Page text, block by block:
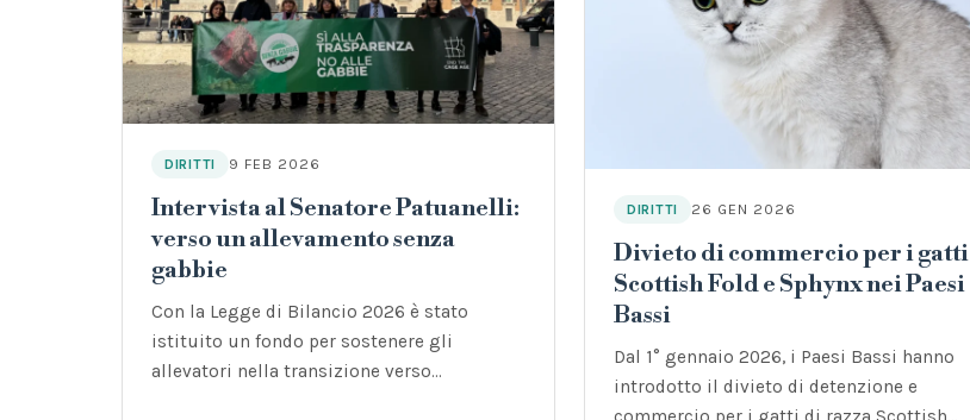
DIRITTI 9 FEB 2026
Intervista al Senatore Patuanelli:
verso un allevamento senza
gabbie
Con la Legge di Bilancio 2026 è stato
istituito un fondo per sostenere gli
allevatori nella transizione verso
DIRITTI 26 GEN 2026
Divieto di commercio per i gatti
Scottish Fold e Sphynx nei Paesi
Bassi
Dal 1° gennaio 2026, i Paesi Bassi hanno
introdotto il divieto di detenzione e